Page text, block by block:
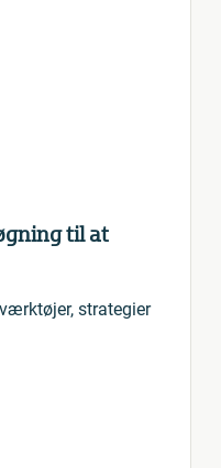
til at
strategier